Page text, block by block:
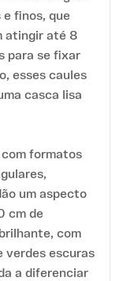
e finos, que
atingir até 8
para se fixar
esses caules
casca lisa
formatos
um aspecto
cm de
com
verdes escuras
a diferenciar